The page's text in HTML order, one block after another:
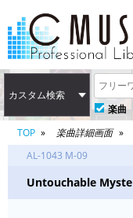
カスタム検索
楽曲
TOP
楽曲詳細画面
AL-1043 M-09
Untouchable